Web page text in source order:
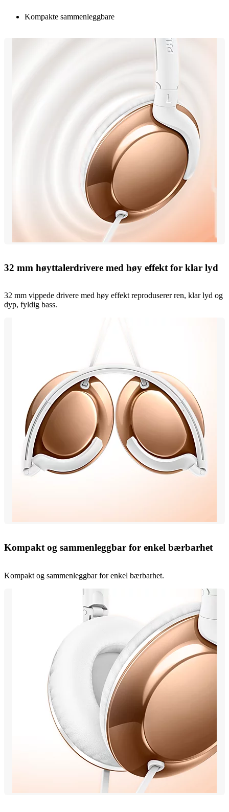
Kompakte sammenleggbare
32 mm høyttalerdrivere med høy effekt for klar lyd
32 mm vippede drivere med høy effekt reproduserer ren, klar lyd og
dyp, fyldig bass.
Kompakt og sammenleggbar for enkel bærbarhet
Kompakt og sammenleggbar for enkel bærbarhet.